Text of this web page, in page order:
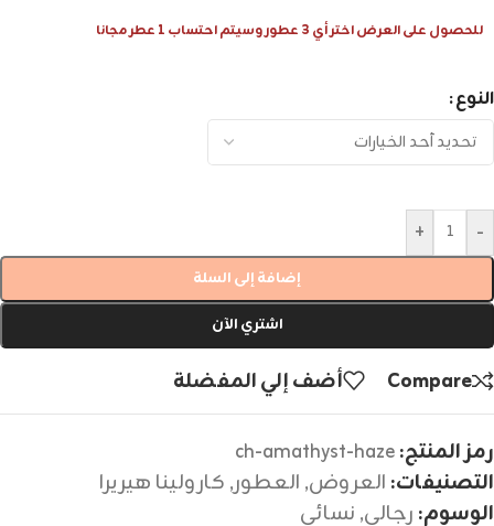
للحصول على العرض اختر أي 3 عطور وسيتم احتساب 1 عطر مجانا
النوع
-
+
إضافة إلى السلة
اشتري الآن
Compare أضف إلي المفضلة
رمز المنتج:ch-amathyst-haze
التصنيفات: العروض, العطور, كارولينا هيريرا
الوسوم: رجالي, نسائي